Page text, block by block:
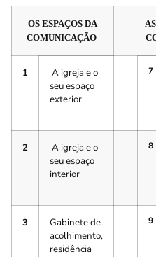
OS ESPAÇOS DA
COMUNICAÇÃO
1
A igreja e o
seu espaço
exterior
7
2
A igreja e o
seu espaço
interior
8
3
Gabinete de
acolhimento,
residência
9